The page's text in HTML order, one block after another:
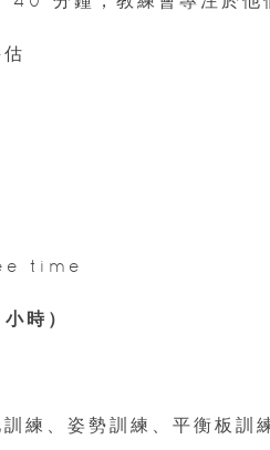
time
時）
練、姿勢訓練、平衡板訓